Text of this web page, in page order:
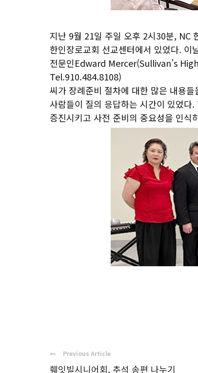
지난 9월 21일 주일 오후 2시30분, NC
한인장로교회 선교센터에서 있었다. 이
전문인Edward Mercer(Sullivan’s
Tel.910.484.8108)
씨가 장례준비 절차에 대한 많은 내용
사람들이 질의 응답하는 시간이 있었다
증진시키고 사전 준비의 중요성을 인식
Previous Article
훼잇빌시니어회, 추석 송편 나누기